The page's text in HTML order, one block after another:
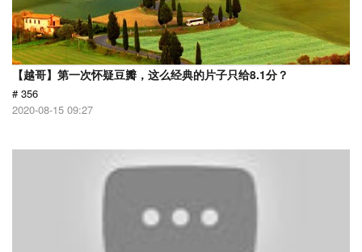
【越哥】第一次怀疑豆瓣，这么经典的片子只给8.1分？
# 356
2020-08-15 09:27